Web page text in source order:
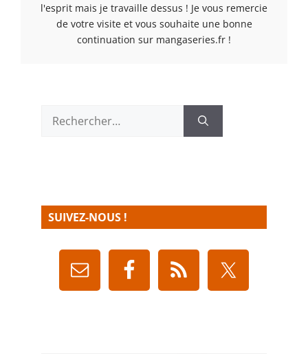
l'esprit mais je travaille dessus ! Je vous remercie
de votre visite et vous souhaite une bonne
continuation sur mangaseries.fr !
Rechercher :
SUIVEZ-NOUS !